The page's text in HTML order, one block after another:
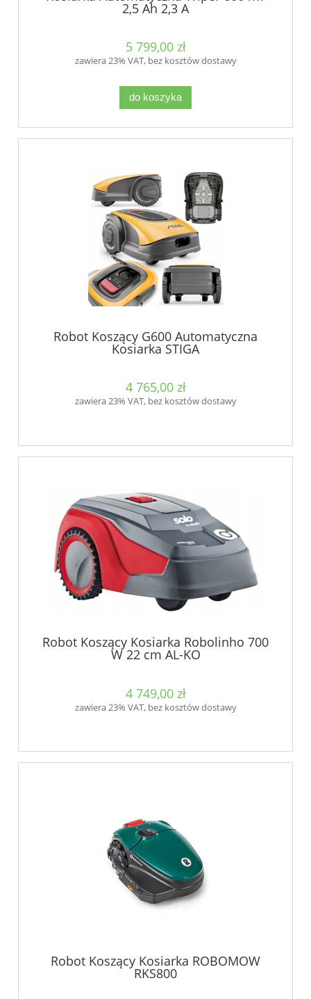
2,5 Ah 2,3 A
5 799,00 zł
zawiera 23% VAT, bez kosztów dostawy
do koszyka
Robot Koszący G600 Automatyczna
Kosiarka STIGA
4 765,00 zł
zawiera 23% VAT, bez kosztów dostawy
Robot Koszący Kosiarka Robolinho 700
W 22 cm AL-KO
4 749,00 zł
zawiera 23% VAT, bez kosztów dostawy
Robot Koszący Kosiarka ROBOMOW
RKS800